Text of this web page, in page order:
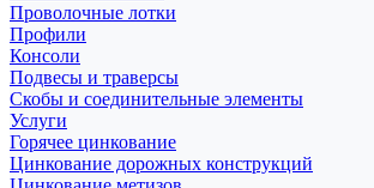
Проволочные лотки
Профили
Консоли
Подвесы и траверсы
Скобы и соединительные элементы
Услуги
Горячее цинкование
Цинкование дорожных конструкций